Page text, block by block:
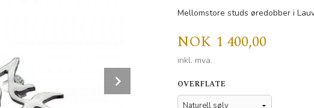
Mellomstore studs øredobber i
Pris
NOK 1 400,00
inkl. mva.
OVERFLATE